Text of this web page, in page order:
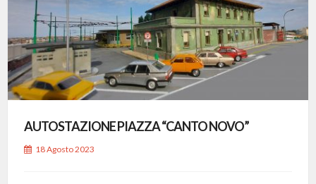
AUTOSTAZIONE PIAZZA “CANTO NOVO”
18 Agosto 2023